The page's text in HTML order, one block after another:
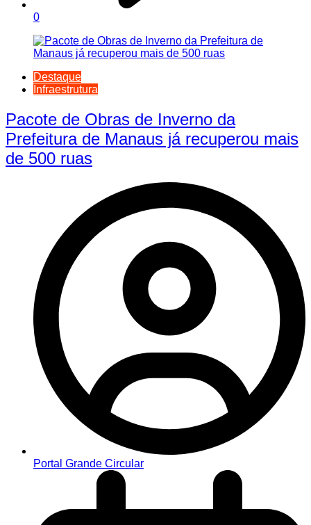
0
Destaque
Infraestrutura
Pacote de Obras de Inverno da
Prefeitura de Manaus já recuperou mais
de 500 ruas
Portal Grande Circular